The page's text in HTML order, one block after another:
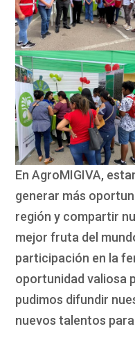
En AgroMIGIVA,
generar más
región y compartir
mejor fruta del
participación en la
oportunidad valiosa
pudimos difundir
nuevos talentos